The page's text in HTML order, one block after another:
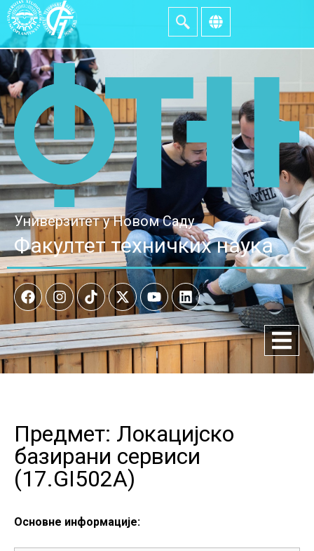
Универзитет у Новом Саду
Факултет техничких наука
Предмет: Локацијско
базирани сервиси
(17.GI502A)
Основне информације: